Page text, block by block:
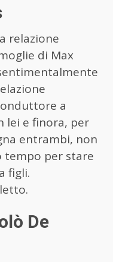
relazione
di Max
a
lei e finora, per
entrambi, non
tempo per stare
figli.
De